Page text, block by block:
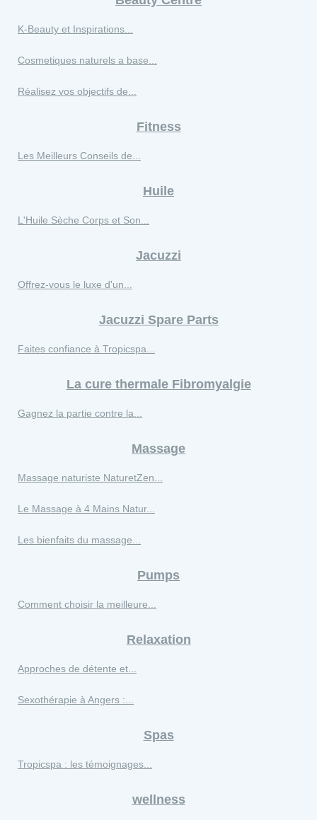
K‑Beauty et Inspirations...
Cosmetiques naturels a base...
Réalisez vos objectifs de...
Fitness
Les Meilleurs Conseils de...
Huile
L'Huile Sèche Corps et Son...
Jacuzzi
Offrez-vous le luxe d'un...
Jacuzzi Spare Parts
Faites confiance à Tropicspa...
La cure thermale Fibromyalgie
Gagnez la partie contre la...
Massage
Massage naturiste NaturetZen...
Le Massage à 4 Mains Natur...
Les bienfaits du massage...
Pumps
Comment choisir la meilleure...
Relaxation
Approches de détente et...
Sexothérapie à Angers :...
Spas
Tropicspa : les témoignages...
wellness